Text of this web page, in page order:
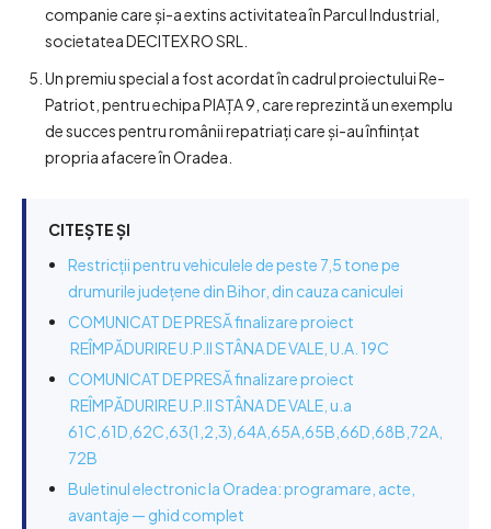
companie care și-a extins activitatea în Parcul Industrial,
societatea DECITEX RO SRL.
Un premiu special a fost acordat în cadrul proiectului Re-
Patriot, pentru echipa PIAȚA 9, care reprezintă un exemplu
de succes pentru românii repatriați care și-au înființat
propria afacere în Oradea.
CITEȘTE ȘI
Restricții pentru vehiculele de peste 7,5 tone pe
drumurile județene din Bihor, din cauza caniculei
COMUNICAT DE PRESĂ finalizare proiect
REÎMPĂDURIRE U.P.II STÂNA DE VALE, U.A. 19C
COMUNICAT DE PRESĂ finalizare proiect
REÎMPĂDURIRE U.P.II STÂNA DE VALE, u.a
61C,61D,62C,63(1,2,3),64A,65A,65B,66D,68B,72A,
72B
Buletinul electronic la Oradea: programare, acte,
avantaje — ghid complet